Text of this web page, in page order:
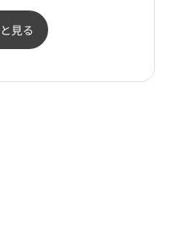
ンプレミアムアウトレッ
トヨジュ（驪州）店(비
너스/와코루 신세계사이
見る